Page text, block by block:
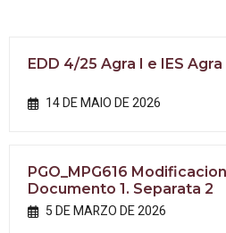
EDD 4/25 Agra I e IES
14 DE MAIO DE 2026
PGO_MPG616
Documento 1. Separata 2
5 DE MARZO DE 2026